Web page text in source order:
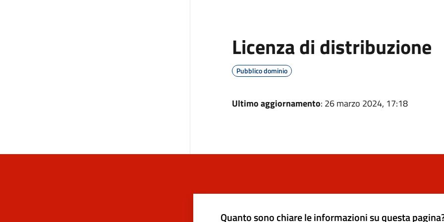
Licenza di distribuzione
Pubblico dominio
Ultimo aggiornamento: 26 marzo 2024, 17:18
Quanto sono chiare le informazioni su questa